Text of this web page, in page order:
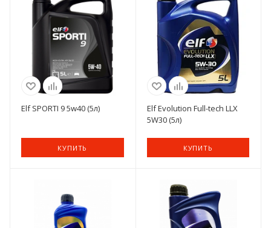
Elf SPORTI 9 5w40 (5л)
КУПИТЬ
Elf Evolution Full-tech LLX
5W30 (5л)
КУПИТЬ